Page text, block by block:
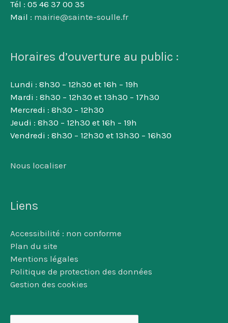
Tél : 05 46 37 00 35
Mail : mairie@sainte-soulle.fr
Horaires d’ouverture au public :
Lundi : 8h30 – 12h30 et 16h – 19h
Mardi : 8h30 – 12h30 et 13h30 – 17h30
Mercredi : 8h30 – 12h30
Jeudi : 8h30 – 12h30 et 16h – 19h
Vendredi : 8h30 – 12h30 et 13h30 – 16h30
Nous localiser
Liens
Accessibilité : non conforme
Plan du site
Mentions légales
Politique de protection des données
Gestion des cookies